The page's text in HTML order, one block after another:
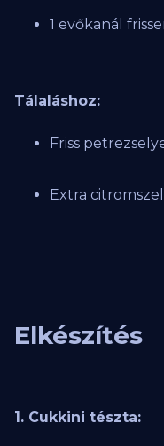
1 evőkanál
Tálaláshoz:
Friss
Extra
Elkészítés
1. Cukkini tészta: